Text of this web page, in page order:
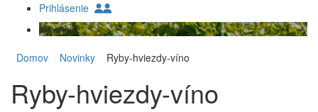
Prihlásenie
Novinky
Domov
Novinky Ryby-hviezdy-víno
Ryby-hviezdy-víno